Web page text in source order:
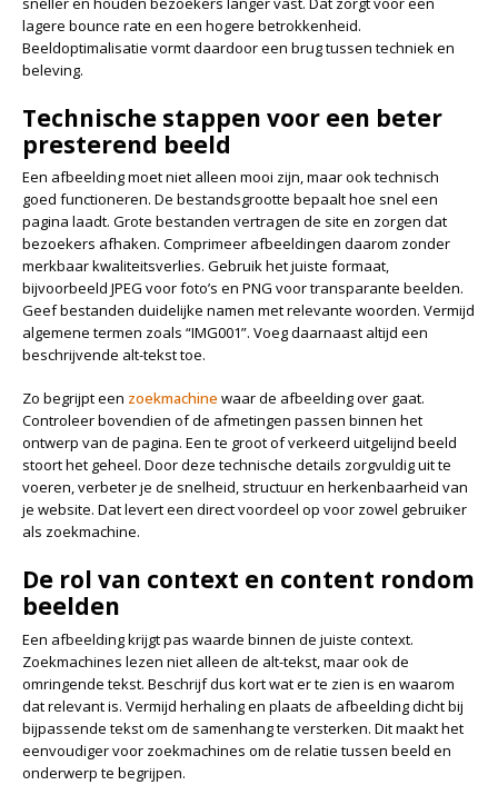
lagere bounce rate en een hogere betrokkenheid.
Beeldoptimalisatie vormt daardoor een brug tussen techniek en
beleving.
Technische stappen voor een beter
presterend beeld
Een afbeelding moet niet alleen mooi zijn, maar ook technisch
goed functioneren. De bestandsgrootte bepaalt hoe snel een
pagina laadt. Grote bestanden vertragen de site en zorgen dat
bezoekers afhaken. Comprimeer afbeeldingen daarom zonder
merkbaar kwaliteitsverlies. Gebruik het juiste formaat,
bijvoorbeeld JPEG voor foto’s en PNG voor transparante beelden.
Geef bestanden duidelijke namen met relevante woorden. Vermijd
algemene termen zoals “IMG001”. Voeg daarnaast altijd een
beschrijvende alt-tekst toe.
Zo begrijpt een zoekmachine waar de afbeelding over gaat.
Controleer bovendien of de afmetingen passen binnen het
ontwerp van de pagina. Een te groot of verkeerd uitgelijnd beeld
stoort het geheel. Door deze technische details zorgvuldig uit te
voeren, verbeter je de snelheid, structuur en herkenbaarheid van
je website. Dat levert een direct voordeel op voor zowel gebruiker
als zoekmachine.
De rol van context en content rondom
beelden
Een afbeelding krijgt pas waarde binnen de juiste context.
Zoekmachines lezen niet alleen de alt-tekst, maar ook de
omringende tekst. Beschrijf dus kort wat er te zien is en waarom
dat relevant is. Vermijd herhaling en plaats de afbeelding dicht bij
bijpassende tekst om de samenhang te versterken. Dit maakt het
eenvoudiger voor zoekmachines om de relatie tussen beeld en
onderwerp te begrijpen.